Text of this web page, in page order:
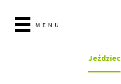
MENU
Jeździec